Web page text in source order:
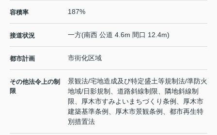
容積率 187%
接道状況 一方(南西 公道 4.6m 間口 12.4m)
都市計画 市街化区域
その他法令上の制
限
景観法/宅地造成及び特定盛土等規制法/準防火
地域/日影規制、道路斜線制限、隣地斜線制
限、厚木市すみよいまちづくり条例、厚木市
建築基準条例、厚木市景観条例、都市再生特
別措置法